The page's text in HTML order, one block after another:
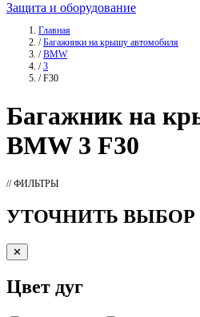
Защита и оборудование
Главная
/ Багажники на крышу автомобиля
/ BMW
/ 3
/ F30
Багажникна
BMW 3 F30
// ФИЛЬТРЫ
УТОЧНИТЬ ВЫБОР
✕
Цвет дуг